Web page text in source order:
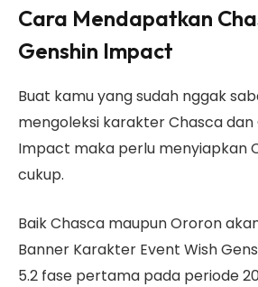
Cara Mendapatkan
Genshin Impact
Buat kamu yang sudah nggak
mengoleksi karakter Chasca dan
Impact maka perlu menyiapkan
cukup.
Baik Chasca maupun Ororon
Banner Karakter Event Wish
5.2 fase pertama pada periode